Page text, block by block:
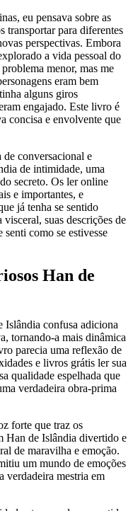
eu pensava sobre as
transportar para diferentes
perspectivas. Embora
a vida pessoal do
menor, mas me
eram bem
alguns giros
engajado. Este livro é
concisa e envolvente que
conversacional e
de intimidade, uma
secreto. Os ler online
e importantes, e
já tenha se sentido
suas descrições de
como se estivesse
Han de
Islândia confusa adiciona
tornando-a mais dinâmica
parecia uma reflexão de
e livros grátis ler sua
qualidade espelhada que
verdadeira obra-prima
forte que traz os
Han de Islândia divertido e
de maravilha e emoção.
um mundo de emoções
verdadeira mestria em